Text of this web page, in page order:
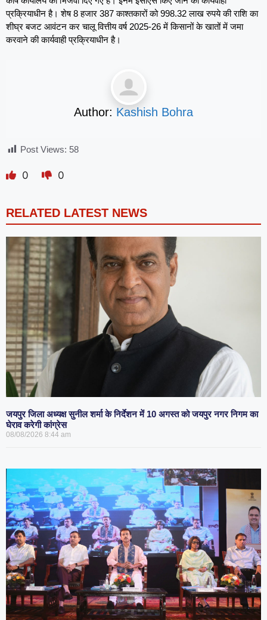
प्रक्रियाधीन है। शेष 8 हजार 387 काश्तकारों को 998.32 लाख रुपये की राशि का
शीघ्र बजट आवंटन कर चालू वित्तीय वर्ष 2025-26 में किसानों के खातों में जमा
करवाने की कार्यवाही प्रक्रियाधीन है।
Author: Kashish Bohra
Post Views: 58
0 0
RELATED LATEST NEWS
जयपुर जिला अध्यक्ष सुनील शर्मा के निर्देशन में 10 अगस्त को जयपुर नगर निगम का
घेराव करेगी कांग्रेस
08/08/2026 8:44 am